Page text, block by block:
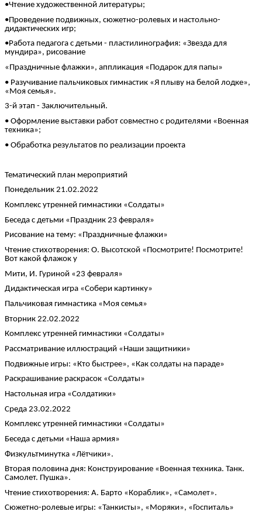
•Чтение художественной литературы;
•Проведение подвижных, сюжетно-ролевых и настольно-
дидактических игр;
•Работа педагога с детьми - пластилинография: «Звезда для
мундира», рисование
«Праздничные флажки», аппликация «Подарок для папы»
• Разучивание пальчиковых гимнастик «Я плыву на белой лодке»,
«Моя семья».
3-й этап - Заключительный.
• Оформление выставки работ совместно с родителями «Военная
техника»;
• Обработка результатов по реализации проекта
Тематический план мероприятий
Понедельник 21.02.2022
Комплекс утренней гимнастики «Солдаты»
Беседа с детьми «Праздник 23 февраля»
Рисование на тему: «Праздничные флажки»
Чтение стихотворения: О. Высотской «Посмотрите! Посмотрите!
Вот какой флажок у
Мити, И. Гуриной «23 февраля»
Дидактическая игра «Собери картинку»
Пальчиковая гимнастика «Моя семья»
Вторник 22.02.2022
Комплекс утренней гимнастики «Солдаты»
Рассматривание иллюстраций «Наши защитники»
Подвижные игры: «Кто быстрее», «Как солдаты на параде»
Раскрашивание раскрасок «Солдаты»
Настольная игра «Солдатики»
Среда 23.02.2022
Комплекс утренней гимнастики «Солдаты»
Беседа с детьми «Наша армия»
Физкультминутка «Лётчики».
Вторая половина дня: Конструирование «Военная техника. Танк.
Самолет. Пушка».
Чтение стихотворения: А. Барто «Кораблик», «Самолет».
Сюжетно-ролевые игры: «Танкисты», «Моряки», «Госпиталь»